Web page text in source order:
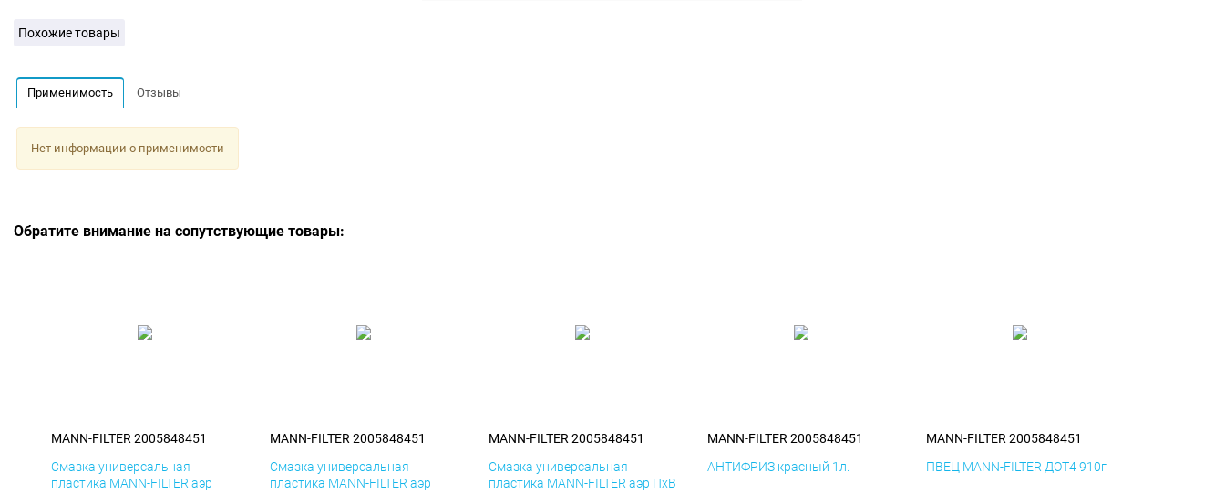
Похожие товары
Применимость Отзывы
Нет информации о применимости
Обратите внимание на сопутствующие товары:
MANN-FILTER 2005848451
Смазка универсальная
пластика MANN-FILTER аэр
MANN-FILTER 2005848451
Смазка универсальная
пластика MANN-FILTER аэр
MANN-FILTER 2005848451
Смазка универсальная
пластика MANN-FILTER аэр ПхВ
MANN-FILTER 2005848451
АНТИФРИЗ красный 1л.
MANN-FILTER 2005848451
ПВЕЦ MANN-FILTER ДОТ4 910г